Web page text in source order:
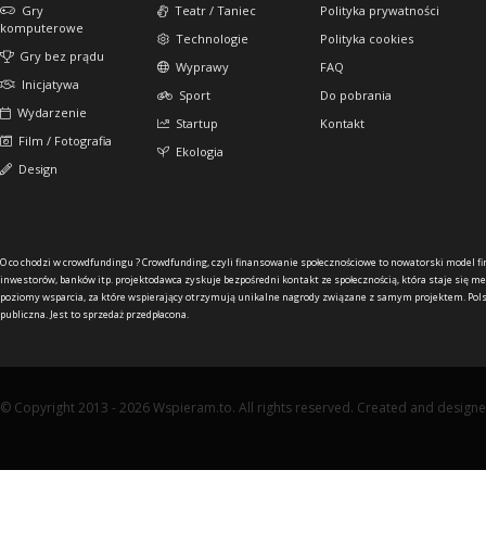
Gry
komputerowe
Gry bez prądu
Inicjatywa
Wydarzenie
Film / Fotografia
Design
Teatr / Taniec
Technologie
Wyprawy
Sport
Startup
Ekologia
Polityka prywatności
Polityka cookies
FAQ
Do pobrania
Kontakt
O co chodzi w crowdfundingu ?Crowdfunding, czyli finansowanie społecznościowe to nowatorski model
inwestorów, banków itp. projektodawca zyskuje bezpośredni kontakt ze społecznością, która staje się
poziomy wsparcia, za które wspierający otrzymują unikalne nagrody związane z samym projektem.
publiczna. Jest to sprzedaż przedpłacona.
© Copyright 2013 - 2026 Wspieram.to. All rights reserved. Created and